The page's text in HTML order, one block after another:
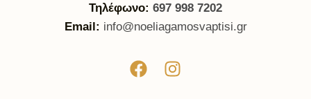
Τηλέφωνο: 697 998 7202
Email: info@noeliagamosvaptisi.gr